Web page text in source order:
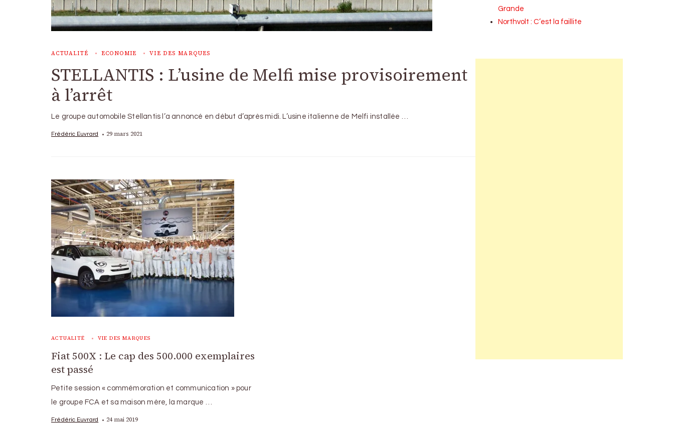
ACTUALITÉ ECONOMIE VIE DES MARQUES
STELLANTIS : L’usine de Melfi mise provisoirement
à l’arrêt
Le groupe automobile Stellantis l’a annoncé en début d’après midi. L’usine italienne de Melfi installée …
Frédéric Euvrard 29 mars 2021
ACTUALITÉ VIE DES MARQUES
Fiat 500X : Le cap des 500.000 exemplaires
est passé
Petite session « commémoration et communication » pour
le groupe FCA et sa maison mère, la marque …
Frédéric Euvrard 24 mai 2019
Grande
Northvolt : C’est la faillite